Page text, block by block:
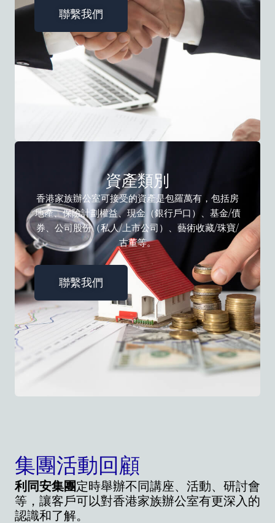
聯繫我們
資產類別
香港家族辦公室可接受的資產是包羅萬有，包括房
地產、保險計劃權益、現金（銀行戶口）、基金/債
券、公司股份（私人/上市公司）、藝術收藏/珠寶/
古董等。
聯繫我們
集團活動回顧
利同安集團定時舉辦不同講座、活動、研討會
等，讓客戶可以對香港家族辦公室有更深入的
認識和了解。